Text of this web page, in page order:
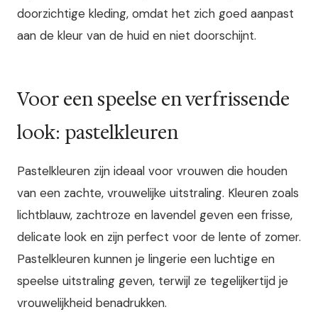
doorzichtige kleding, omdat het zich goed aanpast
aan de kleur van de huid en niet doorschijnt.
Voor een speelse en verfrissende
look: pastelkleuren
Pastelkleuren zijn ideaal voor vrouwen die houden
van een zachte, vrouwelijke uitstraling. Kleuren zoals
lichtblauw, zachtroze en lavendel geven een frisse,
delicate look en zijn perfect voor de lente of zomer.
Pastelkleuren kunnen je lingerie een luchtige en
speelse uitstraling geven, terwijl ze tegelijkertijd je
vrouwelijkheid benadrukken.